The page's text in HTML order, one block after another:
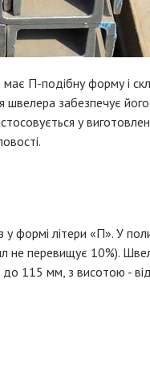
П-подібну форму і
швелера забезпечує
у
формі літери «П». У
не перевищує 10%).
до 115 мм, з висотою -